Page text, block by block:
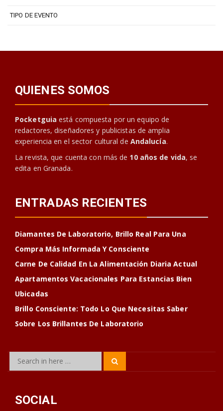
TIPO DE EVENTO
QUIENES SOMOS
Pocketguia está compuesta por un equipo de
redactores, diseñadores y publicistas de amplia
experiencia en el sector cultural de Andalucía.
La revista, que cuenta con más de 10 años de vida, se
edita en Granada.
ENTRADAS RECIENTES
Diamantes De Laboratorio, Brillo Real Para Una
Compra Más Informada Y Consciente
Carne De Calidad En La Alimentación Diaria Actual
Apartamentos Vacacionales Para Estancias Bien
Ubicadas
Brillo Consciente: Todo Lo Que Necesitas Saber
Sobre Los Brillantes De Laboratorio
Search
SOCIAL